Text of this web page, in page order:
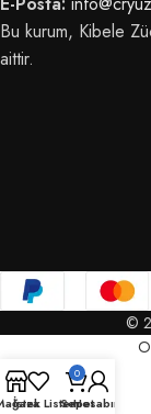
Bu kurum, Kibele
aittir.
©
İstek Listem
0
Sepet
Hesabım